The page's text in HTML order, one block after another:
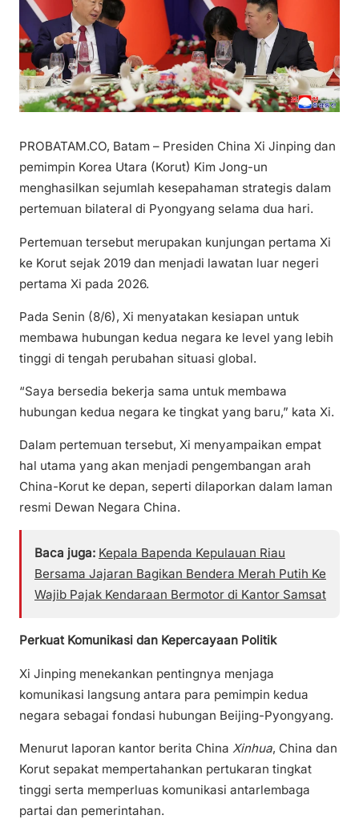
PROBATAM.CO, Batam – Presiden China Xi Jinping dan
pemimpin Korea Utara (Korut) Kim Jong-un
menghasilkan sejumlah kesepahaman strategis dalam
pertemuan bilateral di Pyongyang selama dua hari.
Pertemuan tersebut merupakan kunjungan pertama Xi
ke Korut sejak 2019 dan menjadi lawatan luar negeri
pertama Xi pada 2026.
Pada Senin (8/6), Xi menyatakan kesiapan untuk
membawa hubungan kedua negara ke level yang lebih
tinggi di tengah perubahan situasi global.
“Saya bersedia bekerja sama untuk membawa
hubungan kedua negara ke tingkat yang baru,” kata Xi.
Dalam pertemuan tersebut, Xi menyampaikan empat
hal utama yang akan menjadi pengembangan arah
China-Korut ke depan, seperti dilaporkan dalam laman
resmi Dewan Negara China.
Baca juga: Kepala Bapenda Kepulauan Riau
Bersama Jajaran Bagikan Bendera Merah Putih Ke
Wajib Pajak Kendaraan Bermotor di Kantor Samsat
Perkuat Komunikasi dan Kepercayaan Politik
Xi Jinping menekankan pentingnya menjaga
komunikasi langsung antara para pemimpin kedua
negara sebagai fondasi hubungan Beijing-Pyongyang.
Menurut laporan kantor berita China Xinhua, China dan
Korut sepakat mempertahankan pertukaran tingkat
tinggi serta memperluas komunikasi antarlembaga
partai dan pemerintahan.